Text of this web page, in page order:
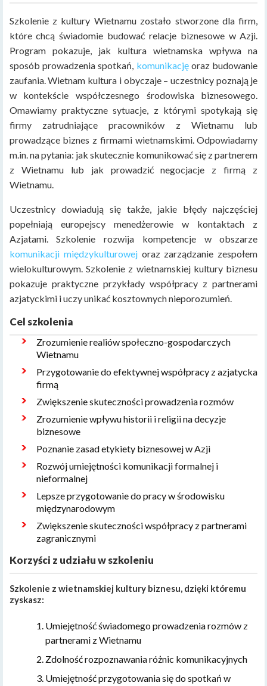
Szkolenie z kultury Wietnamu zostało stworzone dla firm,
które chcą świadomie budować relacje biznesowe w Azji.
Program pokazuje, jak kultura wietnamska wpływa na
sposób prowadzenia spotkań, komunikacjęoraz budowanie
zaufania. Wietnam kultura i obyczaje – uczestnicy poznają je
w kontekście współczesnego środowiska biznesowego.
Omawiamy praktyczne sytuacje, z którymi spotykają się
firmy zatrudniające pracowników z Wietnamu lub
prowadzące biznes z firmami wietnamskimi. Odpowiadamy
m.in. na pytania: jak skutecznie komunikować się z partnerem
z Wietnamu lub jak prowadzić negocjacje z firmą z
Wietnamu.
Uczestnicy dowiadują się także, jakie błędy najczęściej
popełniają europejscy menedżerowie w kontaktach z
Azjatami. Szkolenie rozwija kompetencje w obszarze
komunikacji międzykulturowejoraz zarządzanie zespołem
wielokulturowym. Szkolenie z wietnamskiej kultury biznesu
pokazuje praktyczne przykłady współpracy z partnerami
azjatyckimi i uczy unikać kosztownych nieporozumień.
Cel szkolenia
Zrozumienie realiów społeczno-gospodarczych
Wietnamu
Przygotowanie do efektywnej współpracy z azjatycka
firmą
Zwiększenie skuteczności prowadzenia rozmów
Zrozumienie wpływu historii i religii na decyzje
biznesowe
Poznanie zasad etykiety biznesowej w Azji
Rozwój umiejętności komunikacji formalnej i
nieformalnej
Lepsze przygotowanie do pracy w środowisku
międzynarodowym
Zwiększenie skuteczności współpracy z partnerami
zagranicznymi
Korzyści z udziału w szkoleniu
Szkolenie z wietnamskiej kultury biznesu, dzięki któremu
zyskasz:
Umiejętność świadomego prowadzenia rozmów z
partnerami z Wietnamu
Zdolność rozpoznawania różnic komunikacyjnych
Umiejętność przygotowania się do spotkań w